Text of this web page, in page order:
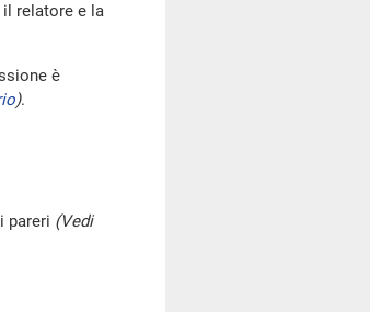
il relatore e la
è
).
pareri (Vedi